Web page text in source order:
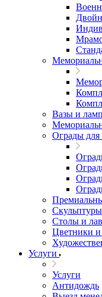
Вазы и
Ограды для
Столы и
Цветники
Услуги
Услуги
Антидождь